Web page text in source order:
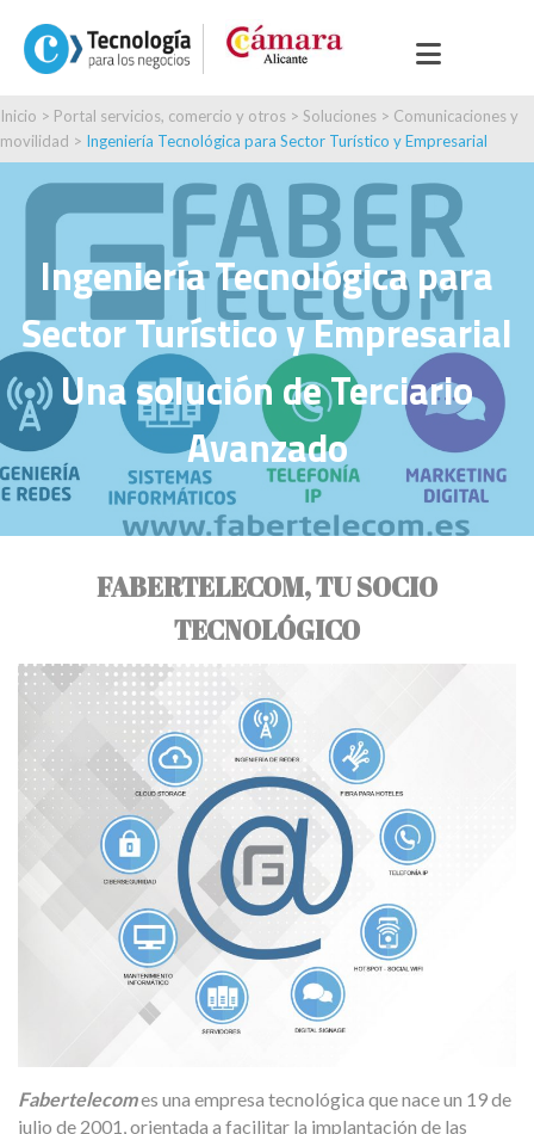
Inicio > Portal servicios, comercio y otros > Soluciones > Comunicaciones y
movilidad > Ingeniería Tecnológica para Sector Turístico y Empresarial
Ingeniería Tecnológica para
Sector Turístico y Empresarial
Una solución de Terciario
Avanzado
FABERTELECOM, TU SOCIO
TECNOLÓGICO
Fabertelecomes una empresa tecnológica que nace un 19 de
julio de 2001, orientada a facilitar la implantación de las